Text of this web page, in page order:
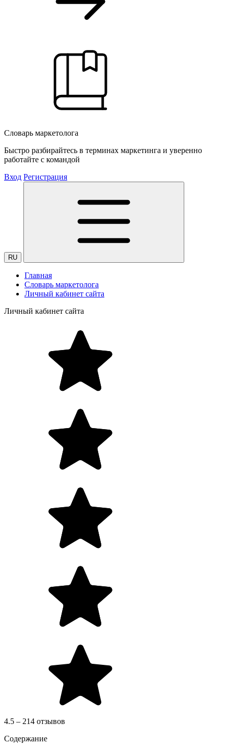
Словарь маркетолога
Быстро разбирайтесь в терминах маркетинга и уверенно
работайте с командой
Вход Регистрация
RU
Главная
Словарь маркетолога
Личный кабинет сайта
Личный кабинет сайта
4.5 – 214 отзывов
Содержание